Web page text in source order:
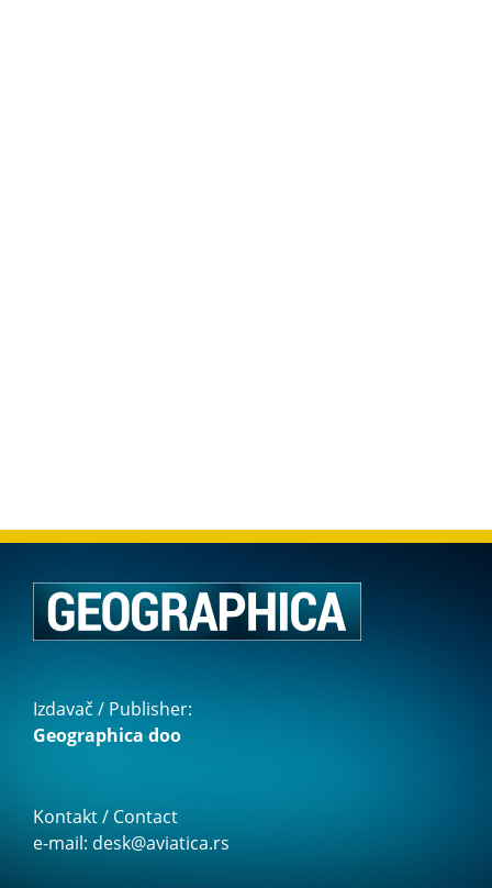
Izdavač / Publisher:
Geographica doo
Kontakt / Contact
e-mail: desk@aviatica.rs